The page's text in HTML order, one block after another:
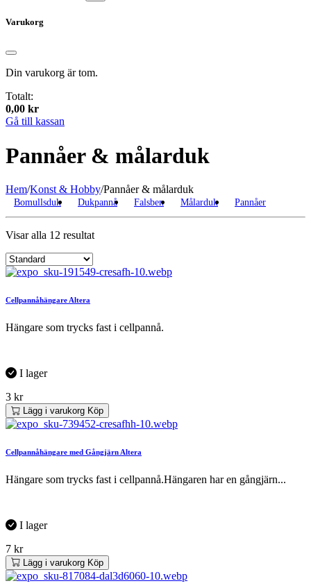
Varukorg
Din varukorg är tom.
Totalt:
0,00 kr
Gå till kassan
Pannåer & målarduk
Hem/Konst & Hobby/Pannåer & målarduk
Bomullsduk Dukpannå Falsben Målarduk Pannåer
Visar alla 12 resultat
Cellpannåhängare Altera
Hängare som trycks fast i cellpannå.
I lager
3 kr
Lägg i varukorg Köp
Cellpannåhängare med Gångjärn Altera
Hängare som trycks fast i cellpannå.Hängaren har en gångjärn...
I lager
7 kr
Lägg i varukorg Köp